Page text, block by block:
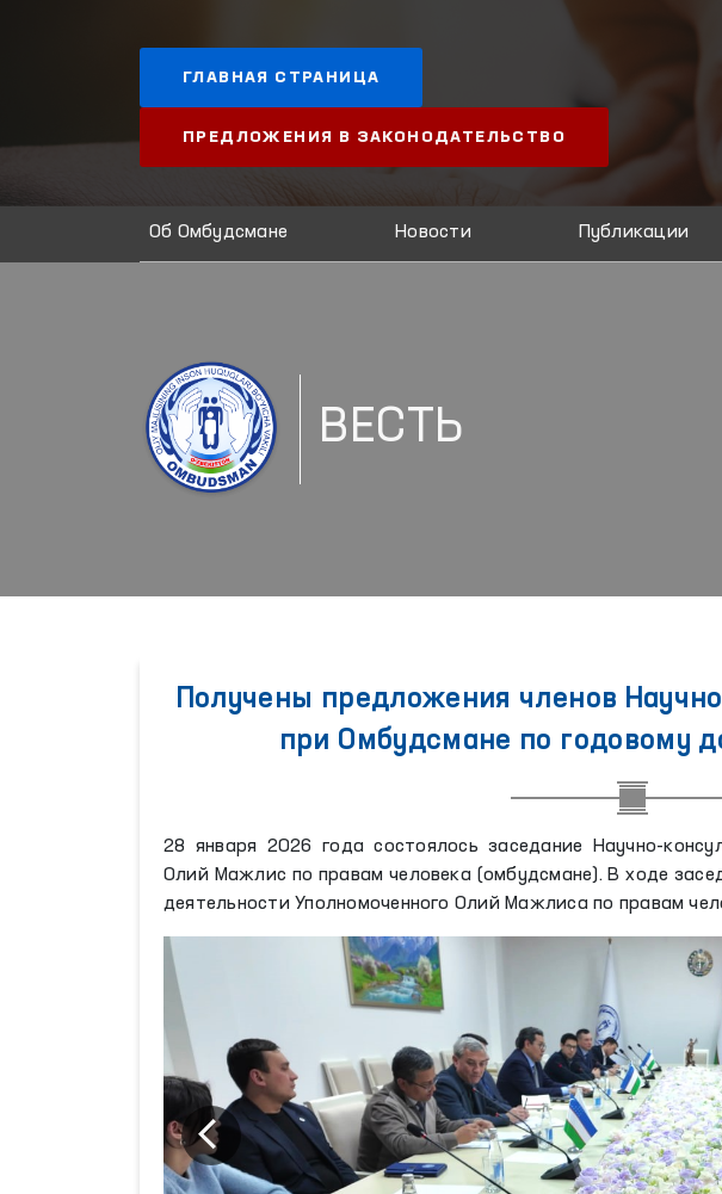
ГЛАВНАЯ СТРАНИЦА
ПРЕДЛОЖЕНИЯ В ЗАКОНОДАТЕЛЬСТВО
Об Омбудсмане Новости Публикации
ВЕСТЬ
Получены предложения членов
при Омбудсмане по годовому
28 января 2026 года состоялось заседание Научно-
Олий Мажлис по правам человека (омбудсмане). В ходе
деятельности Уполномоченного Олий Мажлиса по правам